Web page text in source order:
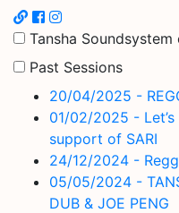
Tansha Soundsystem
Past Sessions
20/04/2025 -
01/02/2025 -
support of SARI
24/12/2024 -
05/05/2024 -
DUB & JOE PENG